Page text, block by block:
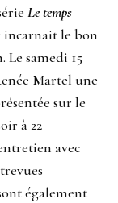
Le temps
incarnait le bon
Le samedi 15
Martel une
sur le
à 22
avec
également